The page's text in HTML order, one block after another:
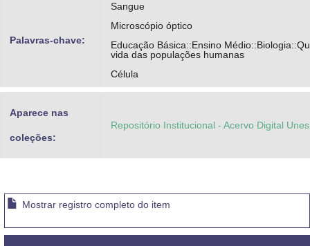
Palavras-chave:
Sangue
Microscópio óptico
Educação Básica::Ensino
vida das populações humanas
Célula
Aparece nas
coleções:
Repositório Institucional - Acervo Digital
Mostrar registro completo do item